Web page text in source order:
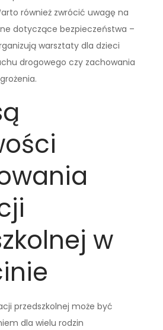
również zwrócić uwagę na
dotyczące bezpieczeństwa –
warsztaty dla dzieci
drogowego czy zachowania
w
przedszkolnej może być
dla wielu rodzin